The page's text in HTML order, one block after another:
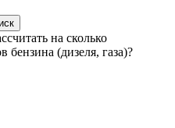
на сколько
бензина (дизеля, газа)?